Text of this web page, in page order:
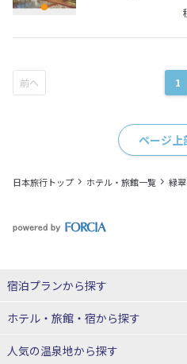
1
ページ上
日本旅行トップ ホテル・旅館一覧 緑
宿泊プランから探す
北海道
東北
ホテル・旅館・宿から探す
北海道ホテル・旅館
人気の温泉地から探す